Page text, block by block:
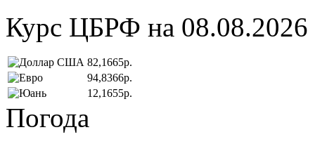
Курс ЦБРФ на 08.08.2026
82,1665р.
94,8366р.
12,1655р.
Погода